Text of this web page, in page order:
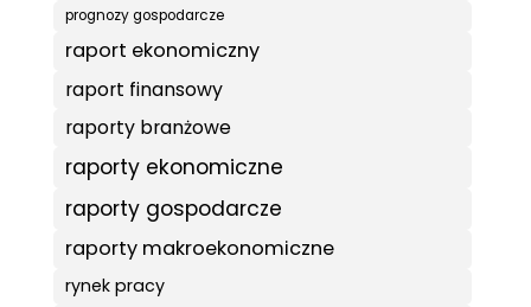
prognozy gospodarcze
raport ekonomiczny
raport finansowy
raporty branżowe
raporty ekonomiczne
raporty gospodarcze
raporty makroekonomiczne
rynek pracy